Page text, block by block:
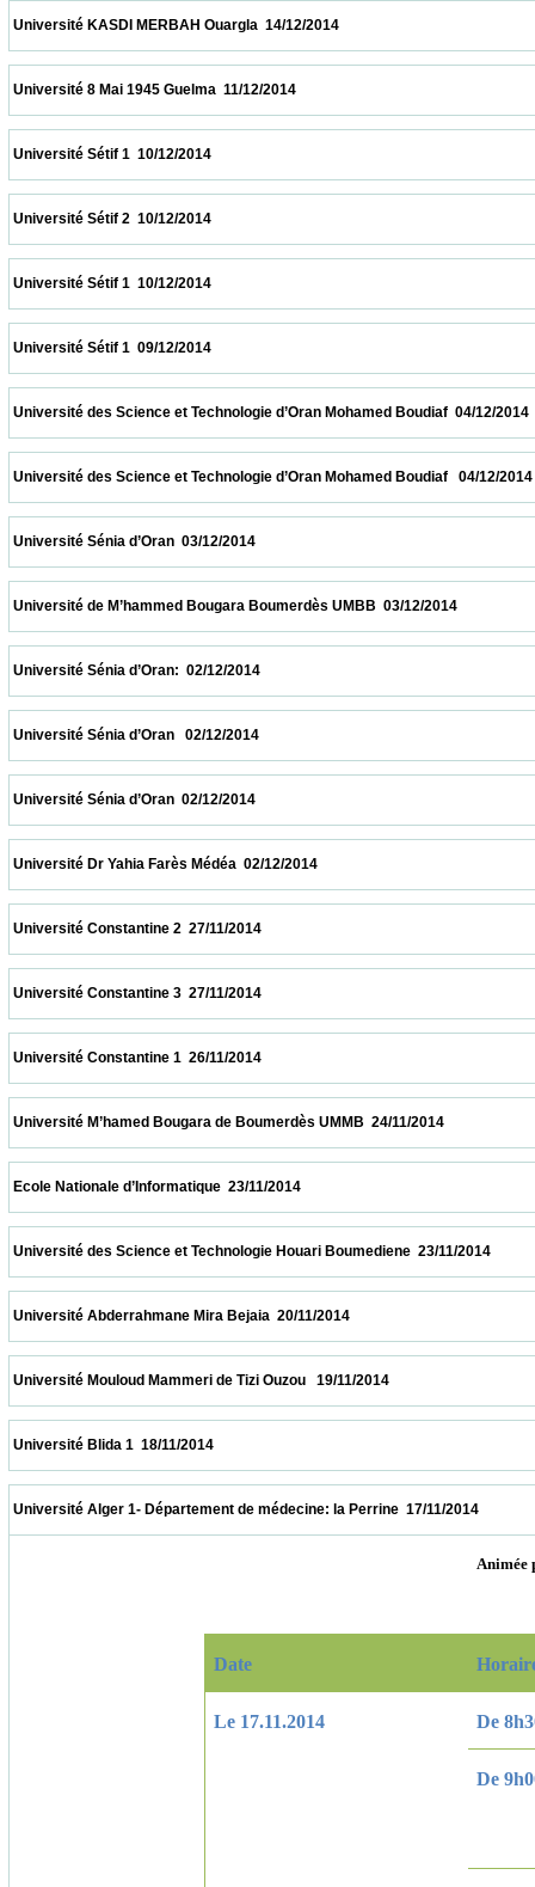
Université KASDI MERBAH Ouargla  14/12/2014
Université 8 Mai 1945 Guelma  11/12/2014
Université Sétif 1  10/12/2014
Université Sétif 2  10/12/2014
Université Sétif 1  10/12/2014
Université Sétif 1  09/12/2014
Université des Science et Technologie d’Oran Mohamed Boudiaf
Université des Science et Technologie d’Oran Mohamed Boudiaf
Université Sénia d’Oran  03/12/2014
Université de M’hammed Bougara Boumerdès UMBB  03/12/
Université Sénia d’Oran:  02/12/2014
Université Sénia d’Oran   02/12/2014
Université Sénia d’Oran  02/12/2014
Université Dr Yahia Farès Médéa  02/12/2014
Université Constantine 2  27/11/2014
Université Constantine 3  27/11/2014
Université Constantine 1  26/11/2014
Université M’hamed Bougara de Boumerdès UMMB  24/11/
Ecole Nationale d’Informatique  23/11/2014
Université des Science et Technologie Houari Boumediene  23/
Université Abderrahmane Mira Bejaia  20/11/2014
Université Mouloud Mammeri de Tizi Ouzou   19/11/2014
Université Blida 1  18/11/2014
Université Alger 1- Département de médecine: la Perrine  17/
Animée
Date
Le 17.11.2014 De
De